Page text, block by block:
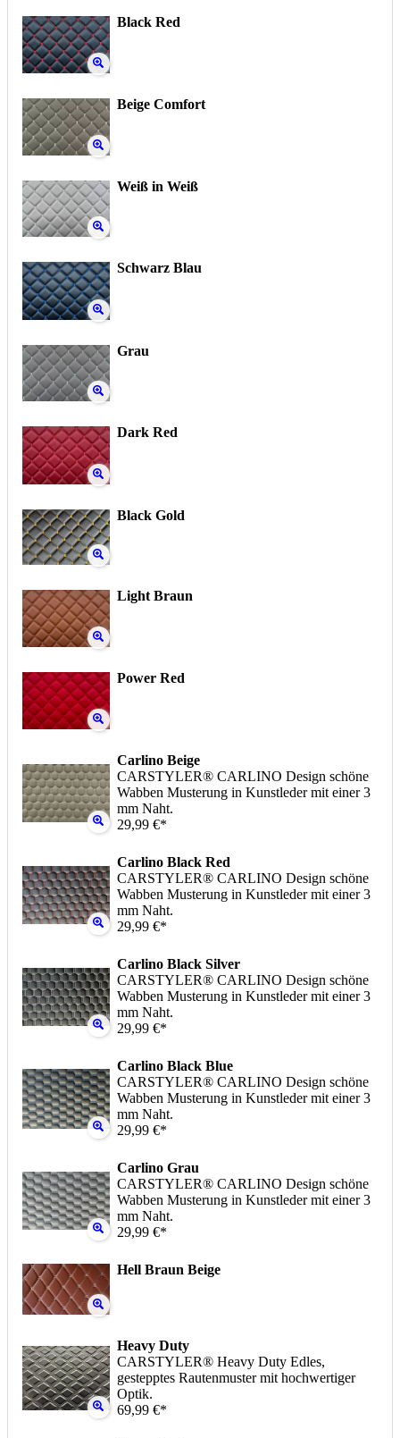
Black Red
Beige Comfort
Weiß in Weiß
Schwarz Blau
Grau
Dark Red
Black Gold
Light Braun
Power Red
Carlino Beige
CARSTYLER® CARLINO Design schöne
Wabben Musterung in Kunstleder mit einer 3
mm Naht.
29,99 €*
Carlino Black Red
CARSTYLER® CARLINO Design schöne
Wabben Musterung in Kunstleder mit einer 3
mm Naht.
29,99 €*
Carlino Black Silver
CARSTYLER® CARLINO Design schöne
Wabben Musterung in Kunstleder mit einer 3
mm Naht.
29,99 €*
Carlino Black Blue
CARSTYLER® CARLINO Design schöne
Wabben Musterung in Kunstleder mit einer 3
mm Naht.
29,99 €*
Carlino Grau
CARSTYLER® CARLINO Design schöne
Wabben Musterung in Kunstleder mit einer 3
mm Naht.
29,99 €*
Hell Braun Beige
Heavy Duty
CARSTYLER® Heavy Duty Edles,
gestepptes Rautenmuster mit hochwertiger
Optik.
69,99 €*